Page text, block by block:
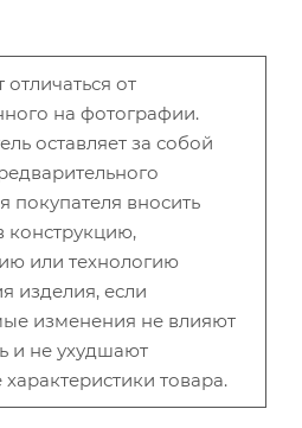
от
на фотографии.
оставляет за собой
покупателя вносить
конструкцию,
или технологию
изделия, если
изменения не влияют
и не ухудшают
характеристики товара.